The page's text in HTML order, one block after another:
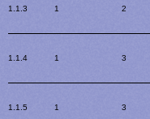
1.1.3 1 2
1.1.4 1 3
1.1.5 1 3